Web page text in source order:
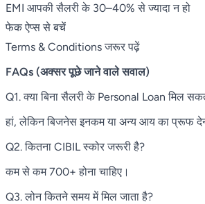
EMI आपकी सैलरी के 30–40% से ज्यादा न हो
फेक ऐप्स से बचें
Terms & Conditions जरूर पढ़ें
FAQs (अक्सर पूछे जाने वाले सवाल)
Q1. क्या बिना सैलरी के Personal Loan मिल
हां, लेकिन बिजनेस इनकम या अन्य आय का प्रूफ
Q2. कितना CIBIL स्कोर जरूरी है?
कम से कम 700+ होना चाहिए।
Q3. लोन कितने समय में मिल जाता है?